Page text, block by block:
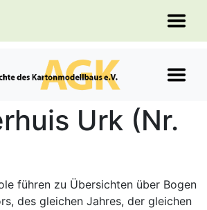
Urk (Nr.
führen zu Übersichten über Bogen
des gleichen Jahres, der gleichen